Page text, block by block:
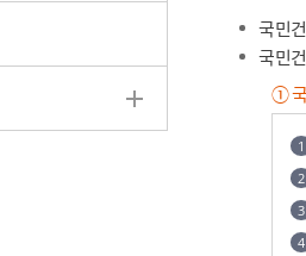
국민
국민
①